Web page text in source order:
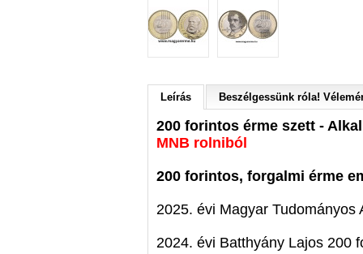
Leírás Beszélgessünk róla!
200 forintos érme szett -
MNB rolniból
200 forintos, forgalmi érme
2025. évi Magyar Tudományos
2024. évi Batthyány Lajos 200